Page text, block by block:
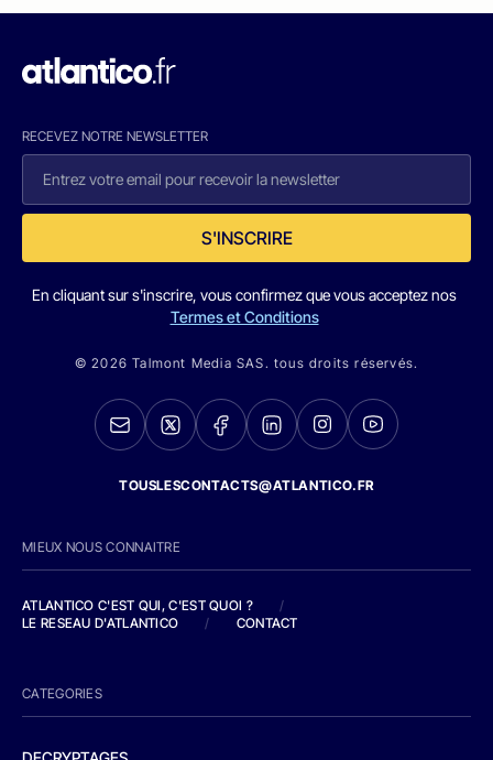
RECEVEZ NOTRE NEWSLETTER
S'INSCRIRE
En cliquant sur s'inscrire, vous confirmez que vous acceptez nos
Termes et Conditions
© 2026 Talmont Media SAS. tous droits réservés.
TOUSLESCONTACTS@ATLANTICO.FR
MIEUX NOUS CONNAITRE
ATLANTICO C'EST QUI, C'EST QUOI ?
/
LE RESEAU D'ATLANTICO
/ CONTACT
CATEGORIES